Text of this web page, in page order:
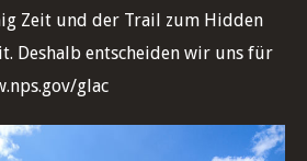
Zeit und der Trail zum Hidden
Deshalb entscheiden wir uns für
glac